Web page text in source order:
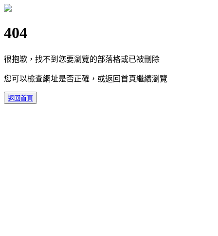
404
很抱歉，找不到您要瀏覽的部落格或已被刪除
您可以檢查網址是否正確，或返回首頁繼續瀏覽
返回首頁